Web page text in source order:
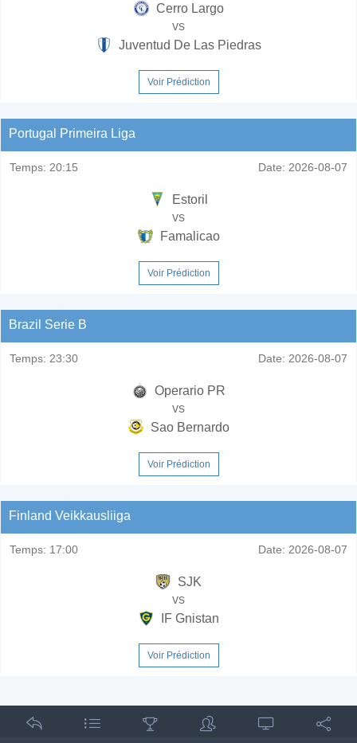
Cerro Largo
vs
Juventud De Las Piedras
Voir Prédiction
Portugal Primeira Liga
Temps: 20:15 Date: 2026-08-07
Estoril
vs
Famalicao
Voir Prédiction
Brazil Serie B
Temps: 23:30 Date: 2026-08-07
Operario PR
vs
Sao Bernardo
Voir Prédiction
Finland Veikkausliiga
Temps: 17:00 Date: 2026-08-07
SJK
vs
IF Gnistan
Voir Prédiction